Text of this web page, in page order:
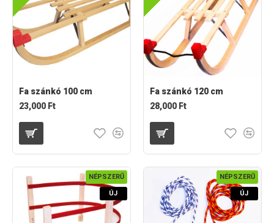
Fa szánkó 100 cm
23,000 Ft
Fa szánkó 120 cm
28,000 Ft
NÉPSZERŰ
ÚJ
NÉPSZERŰ
ÚJ